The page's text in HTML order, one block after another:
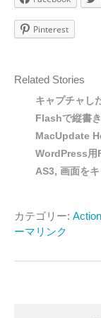
Pinterest
Related Stories
キャプチャし
Flashで縦書
MacUpdate
WordPress用
AS3, 画面を
カテゴリー:
ーマリンク